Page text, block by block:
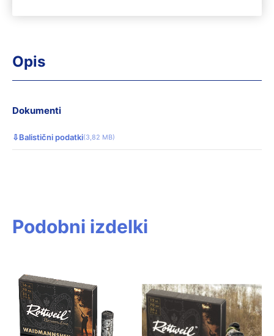
Opis
Dokumenti
⇩Balistični podatki(3,82 MB)
Podobni izdelki